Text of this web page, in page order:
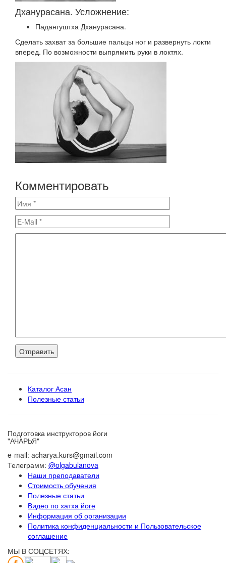
Дханурасана. Усложнение:
Падангуштха Дханурасана.
Сделать захват за большие пальцы ног и развернуть локти
вперед. По возможности выпрямить руки в локтях.
Комментировать
Каталог Асан
Полезные статьи
Подготовка инструкторов йоги
"АЧАРЬЯ"
e-mail: acharya.kurs@gmail.com
Телеграмм: @olgabulanova
Наши преподаватели
Стоимость обучения
Полезные статьи
Видео по хатха йоге
Информация об организации
Политика конфиденциальности и Пользовательское
соглашение
МЫ В СОЦСЕТЯХ: